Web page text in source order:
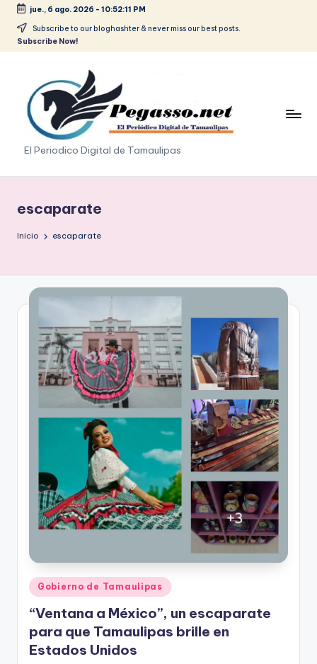
Saltar
jue., 6 ago. 2026 - 10:52:12 PM
Subscribe to our bloghashter & never miss our best posts.
Subscribe Now!
p
e
s
.
El Periodico Digital de Tamaulipas
escaparate
Inicio escaparate
Publicado
en
Gobierno de Tamaulipas
“Ventana a México”, un escaparate
para que Tamaulipas brille en
Estados Unidos